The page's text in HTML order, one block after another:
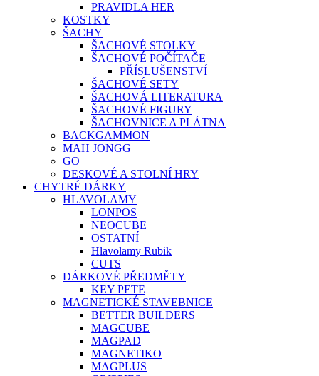
PRAVIDLA HER
KOSTKY
ŠACHY
ŠACHOVÉ STOLKY
ŠACHOVÉ POČÍTAČE
PŘÍSLUŠENSTVÍ
ŠACHOVÉ SETY
ŠACHOVÁ LITERATURA
ŠACHOVÉ FIGURY
ŠACHOVNICE A PLÁTNA
BACKGAMMON
MAH JONGG
GO
DESKOVÉ A STOLNÍ HRY
CHYTRÉ DÁRKY
HLAVOLAMY
LONPOS
NEOCUBE
OSTATNÍ
Hlavolamy Rubik
CUTS
DÁRKOVÉ PŘEDMĚTY
KEY PETE
MAGNETICKÉ STAVEBNICE
BETTER BUILDERS
MAGCUBE
MAGPAD
MAGNETIKO
MAGPLUS